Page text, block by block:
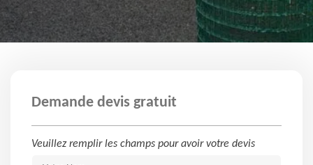
Demande devis gratuit
Veuillez remplir les champs pour avoir votre devis